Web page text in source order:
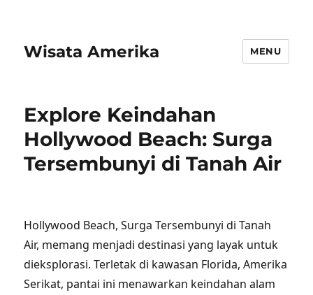
Wisata Amerika MENU
Explore Keindahan
Hollywood Beach: Surga
Tersembunyi di Tanah Air
Hollywood Beach, Surga Tersembunyi di Tanah
Air, memang menjadi destinasi yang layak untuk
dieksplorasi. Terletak di kawasan Florida, Amerika
Serikat, pantai ini menawarkan keindahan alam